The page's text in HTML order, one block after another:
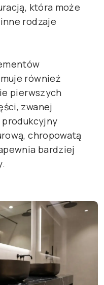
która może
rodzaje
również
pierwszych
zwanej
produkcyjny
chropowatą
bardziej